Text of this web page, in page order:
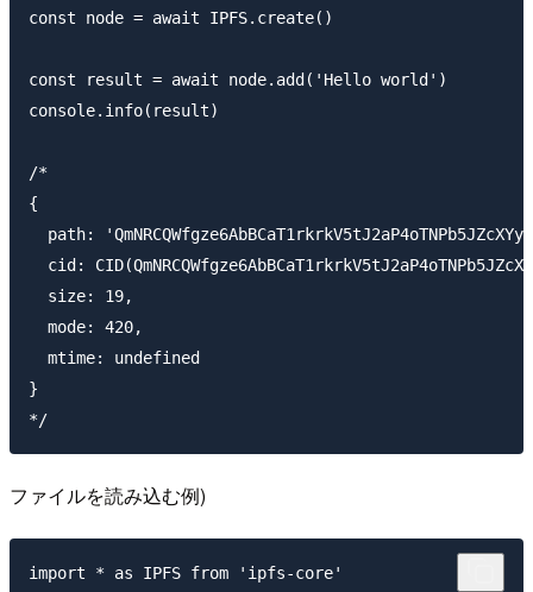
const node = await IPFS.create()
const result = await node.add('Hello world')
console.info(result)
/*
{
path:
cid:
  size: 19,
  mode: 420,
  mtime: undefined
}
ファイルを読み込む例)
import * as IPFS from 'ipfs-core'